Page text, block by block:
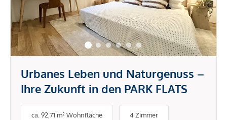
Urbanes Leben und Naturgenuss –
Ihre Zukunft in den PARK FLATS
ca. 92,71 m² Wohnfläche 4 Zimmer